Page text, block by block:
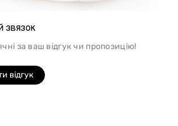
звязок
за ваш відгук чи пропозицію!
відгук